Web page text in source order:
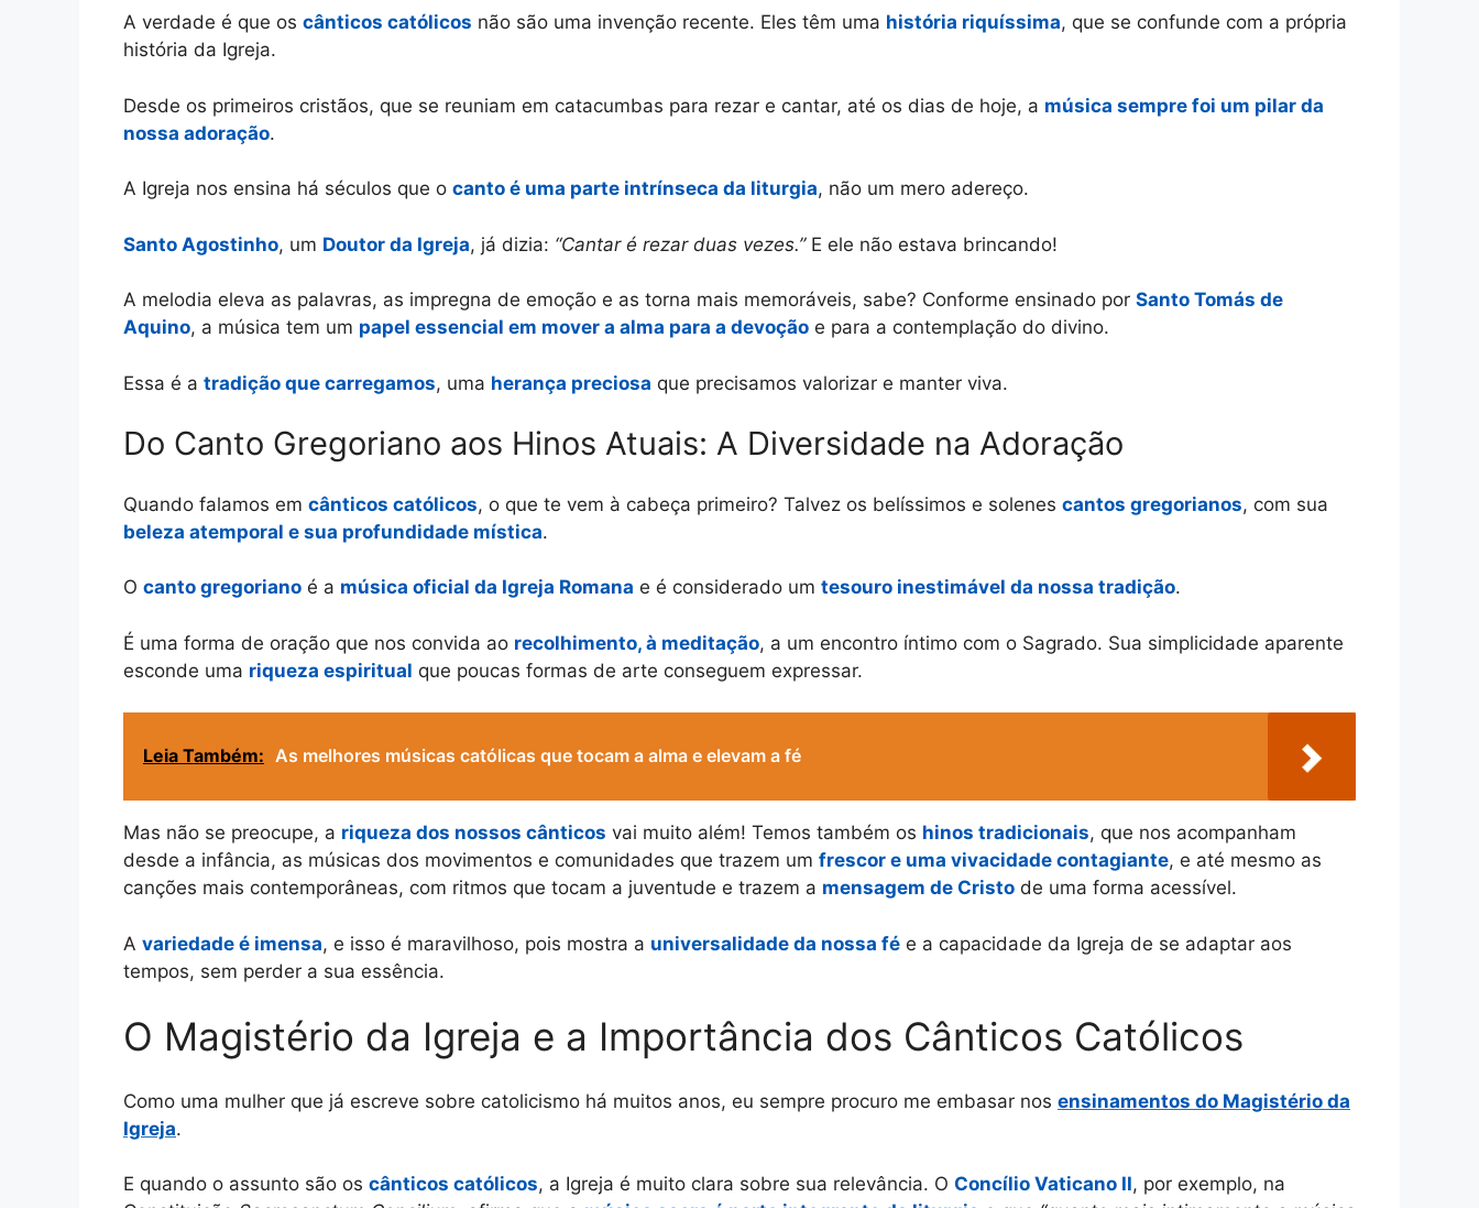
A verdade é que os cânticos católicos não são uma invenção recente. Eles têm uma história riquíssima, que se confunde com a própria
história da Igreja.
Desde os primeiros cristãos, que se reuniam em catacumbas para rezar e cantar, até os dias de hoje, a música sempre foi um pilar da
nossa adoração.
A Igreja nos ensina há séculos que o canto é uma parte intrínseca da liturgia, não um mero adereço.
Santo Agostinho, um Doutor da Igreja, já dizia: “Cantar é rezar duas vezes.”E ele não estava brincando!
A melodia eleva as palavras, as impregna de emoção e as torna mais memoráveis, sabe? Conforme ensinado por Santo Tomás de
Aquino, a música tem um papel essencial em mover a alma para a devoção e para a contemplação do divino.
Essa é a tradição que carregamos, uma herança preciosa que precisamos valorizar e manter viva.
Do Canto Gregoriano aos Hinos Atuais: A Diversidade na Adoração
Quando falamos em cânticos católicos, o que te vem à cabeça primeiro? Talvez os belíssimos e solenes cantos gregorianos, com sua
beleza atemporal e sua profundidade mística.
O canto gregoriano é a música oficial da Igreja Romana e é considerado um tesouro inestimável da nossa tradição.
É uma forma de oração que nos convida ao recolhimento, à meditação, a um encontro íntimo com o Sagrado. Sua simplicidade aparente
esconde uma riqueza espiritual que poucas formas de arte conseguem expressar.
Leia Também: As melhores músicas católicas que tocam a alma e elevam a fé
Mas não se preocupe, a riqueza dos nossos cânticos vai muito além! Temos também os hinos tradicionais, que nos acompanham
desde a infância, as músicas dos movimentos e comunidades que trazem um frescor e uma vivacidade contagiante, e até mesmo as
canções mais contemporâneas, com ritmos que tocam a juventude e trazem a mensagem de Cristo de uma forma acessível.
A variedade é imensa, e isso é maravilhoso, pois mostra a universalidade da nossa fé e a capacidade da Igreja de se adaptar aos
tempos, sem perder a sua essência.
O Magistério da Igreja e a Importância dos Cânticos Católicos
Como uma mulher que já escreve sobre catolicismo há muitos anos, eu sempre procuro me embasar nos ensinamentos do Magistério da
Igreja.
E quando o assunto são os cânticos católicos, a Igreja é muito clara sobre sua relevância. O Concílio Vaticano II, por exemplo, na